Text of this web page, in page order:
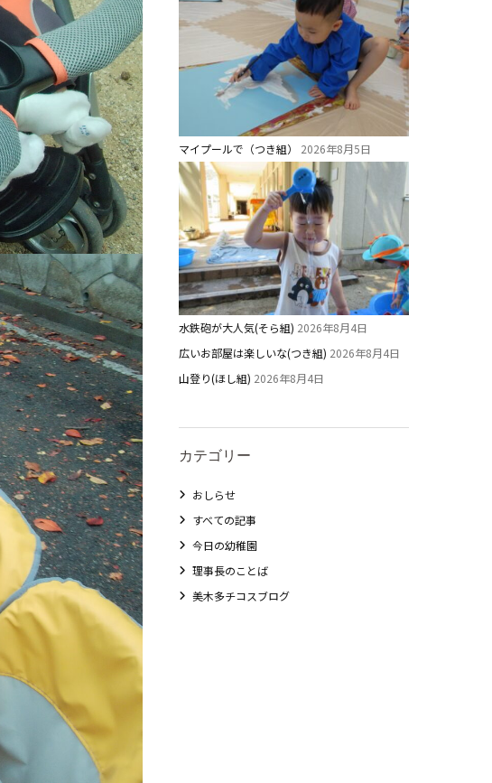
マイプールで（つき組） 2026年8月5日
水鉄砲が大人気(そら組) 2026年8月4日
広いお部屋は楽しいな(つき組) 2026年8月4日
山登り(ほし組) 2026年8月4日
カテゴリー
おしらせ
すべての記事
今日の幼稚園
理事長のことば
美木多チコスブログ
教職員募集
未就園児クラス